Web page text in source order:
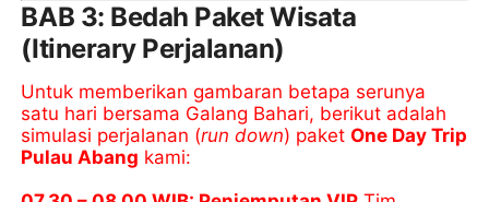
BAB 3: Bedah Paket Wisata
(Itinerary Perjalanan)
Untuk memberikan gambaran betapa serunya
satu hari bersama Galang Bahari, berikut adalah
simulasi perjalanan (run down) paketOne Day Trip
Pulau Abang kami: